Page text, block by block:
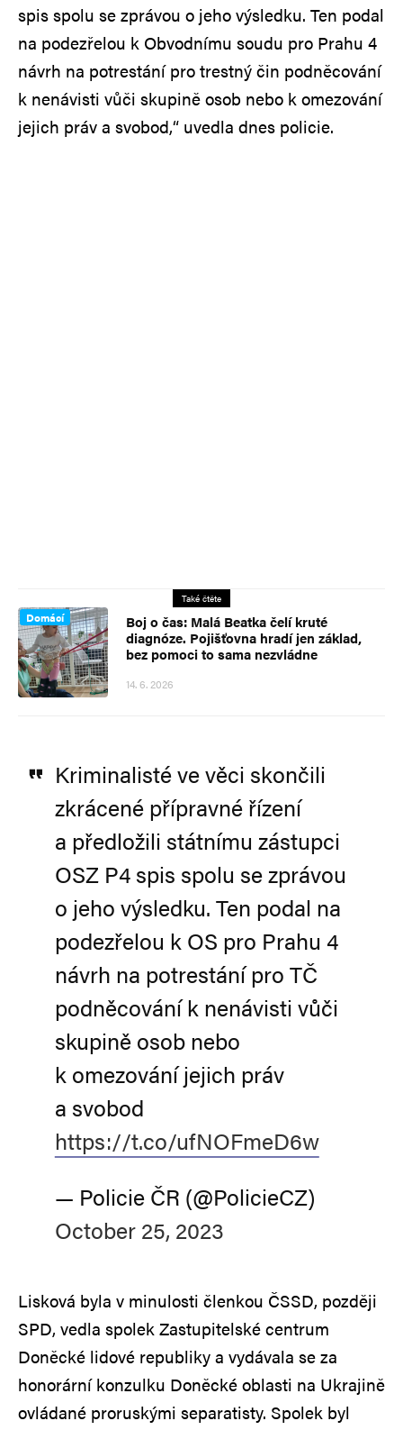
spis spolu se zprávou o jeho výsledku. Ten podal
na podezřelou k Obvodnímu soudu pro Prahu 4
návrh na potrestání pro trestný čin podněcování
k nenávisti vůči skupině osob nebo k omezování
jejich práv a svobod,“ uvedla dnes policie.
Také čtěte
Domácí
Boj o čas: Malá Beatka čelí kruté
diagnóze. Pojišťovna hradí jen základ,
bez pomoci to sama nezvládne
14. 6. 2026
Kriminalisté ve věci skončili
zkrácené přípravné řízení
a předložili státnímu zástupci
OSZ P4 spis spolu se zprávou
o jeho výsledku. Ten podal na
podezřelou k OS pro Prahu 4
návrh na potrestání pro TČ
podněcování k nenávisti vůči
skupině osob nebo
k omezování jejich práv
a svobod
https://t.co/ufNOFmeD6w
— Policie ČR (@PolicieCZ)
October 25, 2023
Lisková byla v minulosti členkou ČSSD, později
SPD, vedla spolek Zastupitelské centrum
Doněcké lidové republiky a vydávala se za
honorární konzulku Doněcké oblasti na Ukrajině
ovládané proruskými separatisty. Spolek byl